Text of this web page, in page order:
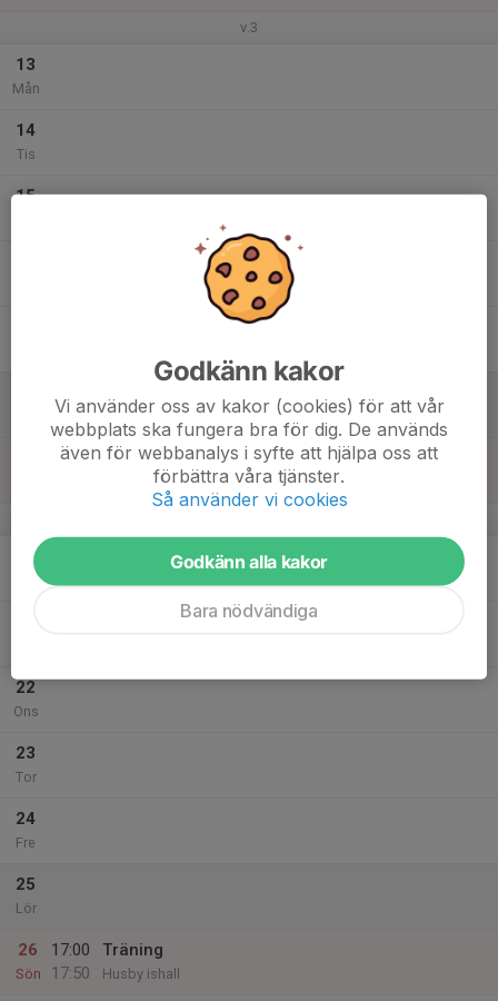
v.3
13
Mån
14
Tis
15
17:00
Träning
Husby ishall
20
Mån
22
Ons
23
Tor
24
Fre
25
Lör
26
Sön
17:00
17:50
Träning
Husby ishall
Godkänn kakor
Vi använder oss av kakor (cookies) för att vår
webbplats ska fungera bra för dig. De används
även för webbanalys i syfte att hjälpa oss att
förbättra våra tjänster.
Så använder vi cookies
Godkänn alla kakor
Bara nödvändiga